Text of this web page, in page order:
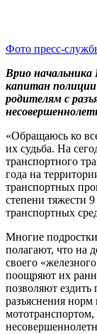
Фото пресс-
Врио начальника
капитан полиции
родителям с
«Обращаюсь ко
их судьба. На
транспортного
года на
транспортных
степени тяжести
транспортных
Многие
полагают, что на
своего
поощряют их
позволяют ездить
разъяснения